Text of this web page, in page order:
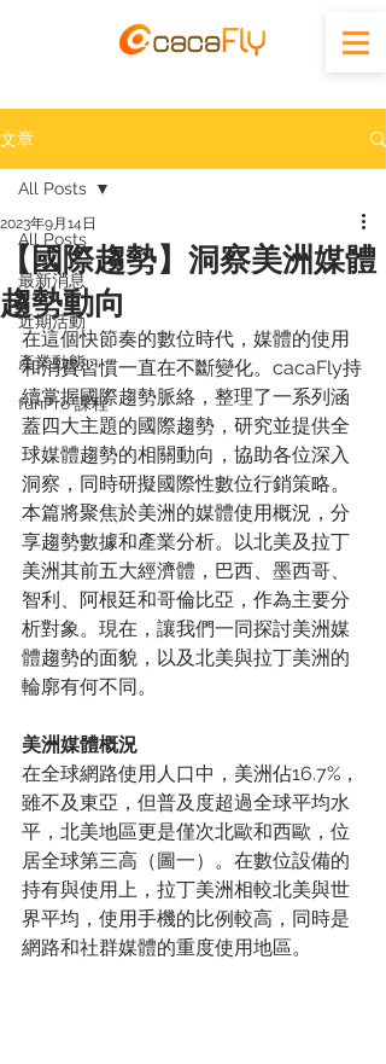
文章
All Posts
最新消息
近期活動
產業動態
funPro 課程
All Posts
【國際趨勢】洞察美洲媒體
趨勢動向
2023年9月14日
在這個快節奏的數位時代，媒體的使用
和消費習慣一直在不斷變化。cacaFly持
續掌握國際趨勢脈絡，整理了一系列涵
蓋四大主題的國際趨勢，研究並提供全
球媒體趨勢的相關動向，協助各位深入
洞察，同時研擬國際性數位行銷策略。
本篇將聚焦於美洲的媒體使用概況，分
享趨勢數據和產業分析。以北美及拉丁
美洲其前五大經濟體，巴西、墨西哥、
智利、阿根廷和哥倫比亞，作為主要分
析對象。現在，讓我們一同探討美洲媒
體趨勢的面貌，以及北美與拉丁美洲的
輪廓有何不同。
美洲媒體概況
在全球網路使用人口中，美洲佔16.7%，
雖不及東亞，但普及度超過全球平均水
平，北美地區更是僅次北歐和西歐，位
居全球第三高（圖一）。在數位設備的
持有與使用上，拉丁美洲相較北美與世
界平均，使用手機的比例較高，同時是
網路和社群媒體的重度使用地區。